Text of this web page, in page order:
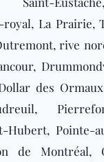
royal, La Prairie,
rive
des
Hubert, Pointe-
de Montréal,